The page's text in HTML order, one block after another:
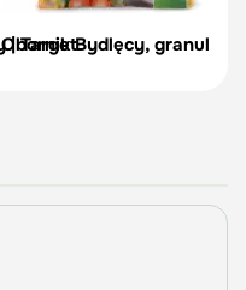
| Target
Obornik Bydlęcy,